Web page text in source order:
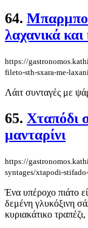
64.
λαχανικά
https://
fileto-sth-sxara-me-
Λάιτ συνταγές με
65. Χταπόδι
μανταρίνι
https://
syntages/xtapodi-
Ένα υπέροχο πιάτο
δεμένη γλυκόξινη
κυριακάτικο